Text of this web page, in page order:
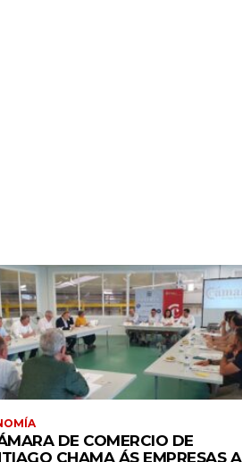
DE COMERCIO DE
CHAMA ÁS EMPRESAS A